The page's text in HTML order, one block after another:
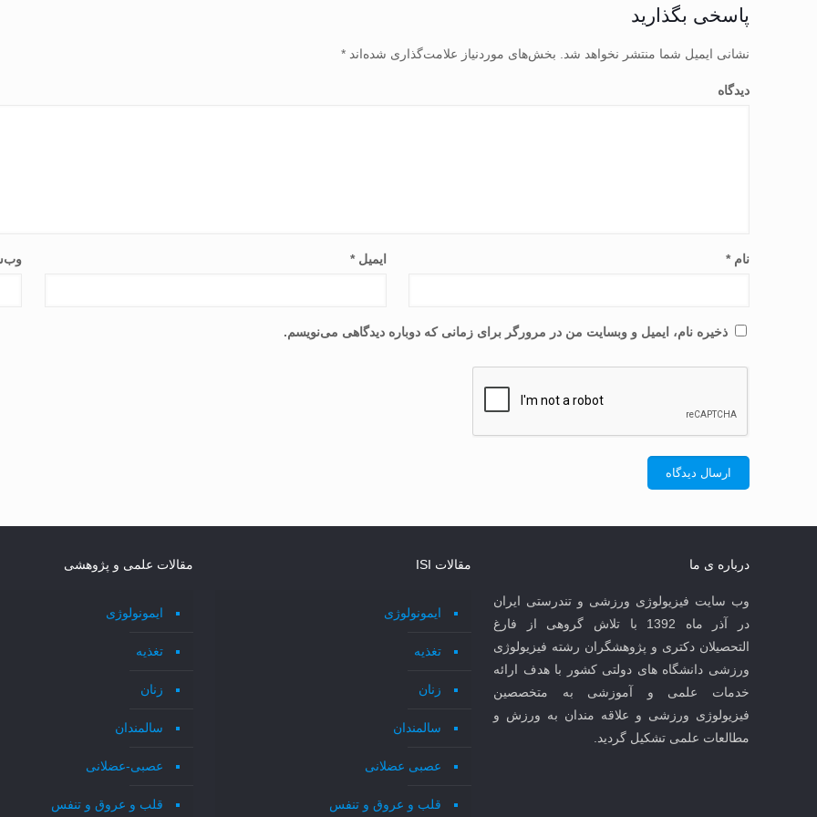
پاسخی بگذارید
نشانی ایمیل شما منتشر نخواهد شد. بخش‌های موردنیاز علامت‌گذاری شده‌اند*
دیدگاه
نام* ایمیل*
ذخیره نام، ایمیل و وبسایت من در مرورگر برای زمانی که دوباره دیدگاهی می‌نویسم.
درباره ی ما
وب سایت فیزیولوژی ورزشی و تندرستی ایران
در آذر ماه 1392 با تلاش گروهی از فارغ
التحصیلان دکتری و پژوهشگران رشته فیزیولوژی
ورزشی دانشگاه های دولتی کشور با هدف ارائه
خدمات علمی و آموزشی به متخصصین
فیزیولوژی ورزشی و علاقه مندان به ورزش و
مطالعات علمی تشکیل گردید.
مقالات ISI
ایمونولوژی
تغذیه
زنان
سالمندان
عصبی عضلانی
قلب و عروق و تنفس
مقالات علمی و پژوهشی
ایمونولوژی
تغذیه
زنان
سالمندان
عصبی-عضلانی
قلب و عروق و تنفس